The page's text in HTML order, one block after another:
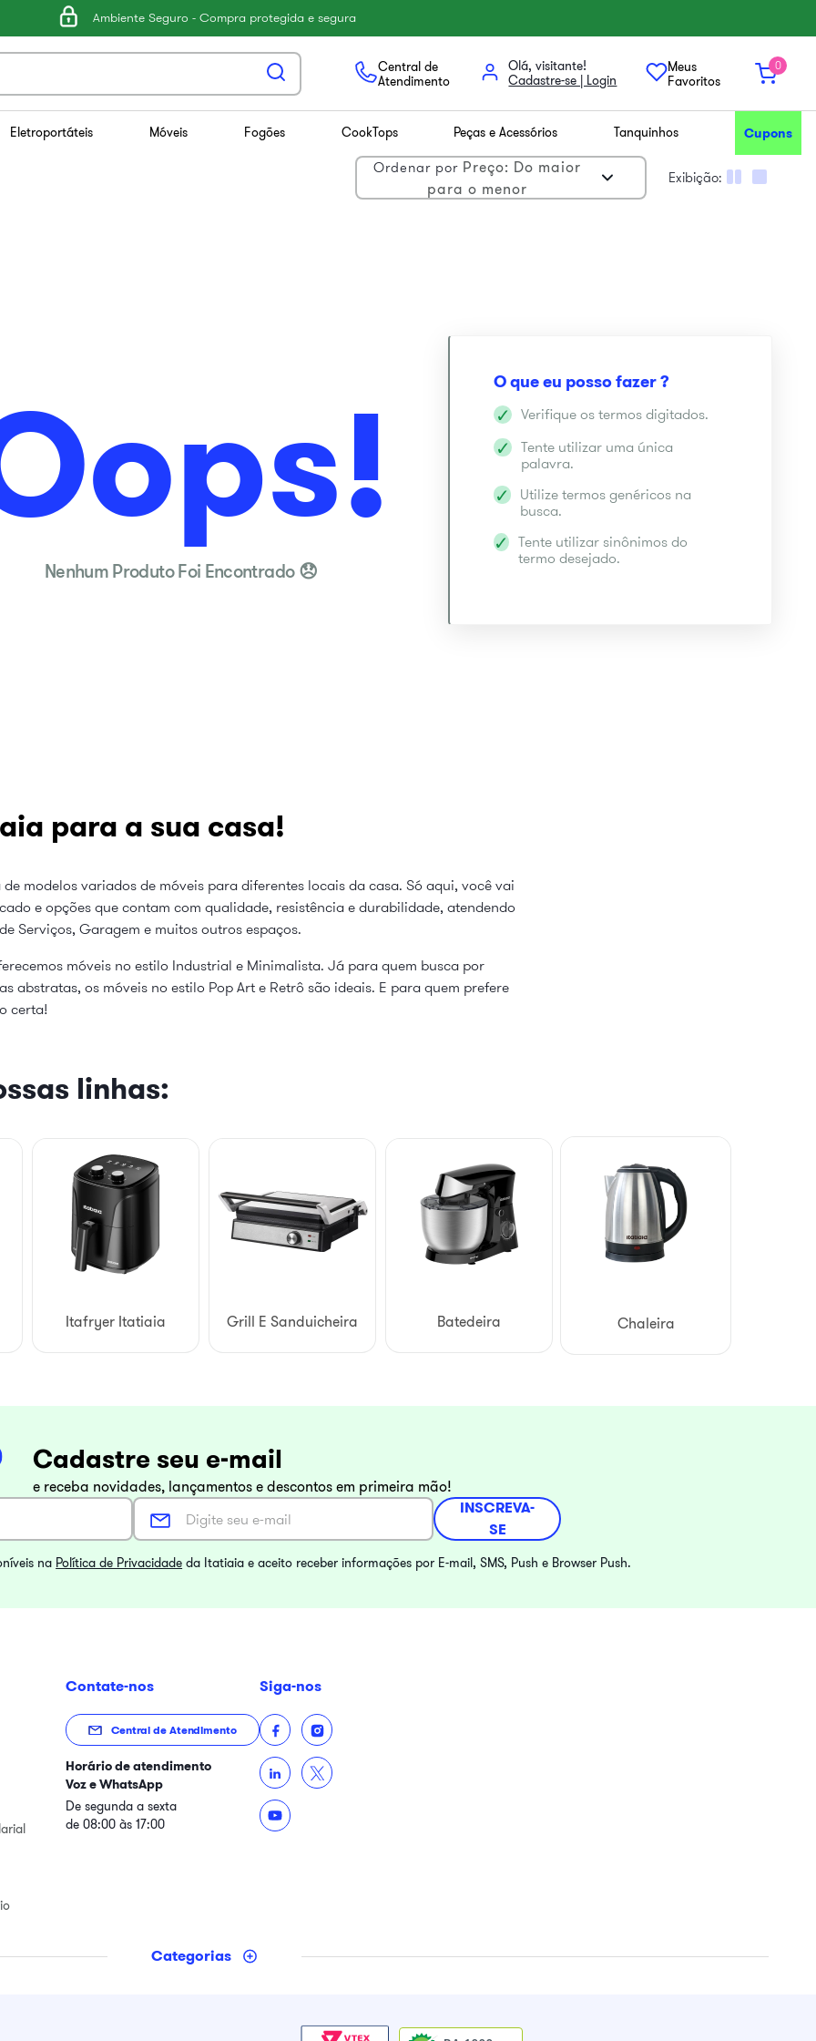
Ambiente Seguro - Compra protegida e segura
Central de
Atendimento
Olá, visitante!
Meus
Favoritos
0
Eletroportáteis Móveis Fogões CookTops Peças e Acessórios Tanquinhos Cupons
Ordenar por Preço: Do maior
para o menor
Verifique os termos digitados.
Tente utilizar uma única
palavra.
Utilize termos genéricos na
busca.
Tente utilizar sinônimos do
termo desejado.
para a sua casa!
modelos variados de móveis para diferentes locais da casa. Só aqui, você vai
e opções que contam com qualidade, resistência e durabilidade, atendendo
Serviços, Garagem e muitos outros espaços.
móveis no estilo Industrial e Minimalista. Já para quem busca por
abstratas, os móveis no estilo Pop Art e Retrô são ideais. E para quem prefere
certa!
linhas:
Itafryer Itatiaia Grill E Sanduicheira Batedeira Chaleira
Cadastre seu e-mail
e receba novidades, lançamentos e descontos em primeira mão!
INSCREVA-
SE
na Política de Privacidade da Itatiaia e aceito receber informações por E-mail, SMS, Push e Browser Push.
Contate-nos
Central de Atendimento
Horário de atendimento
Voz e WhatsApp
De segunda a sexta
de 08:00 às 17:00
Siga-nos
Categorias